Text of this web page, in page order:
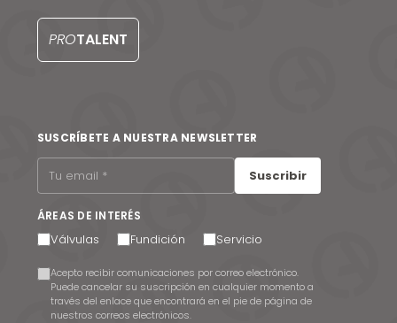
PROTALENT
SUSCRÍBETE A NUESTRA NEWSLETTER
Suscribir
ÁREAS DE INTERÉS
Válvulas Fundición Servicio
Acepto recibir comunicaciones por correo electrónico.
Puede cancelar su suscripción en cualquier momento a
través del enlace que encontrará en el pie de página de
nuestros correos electrónicos.